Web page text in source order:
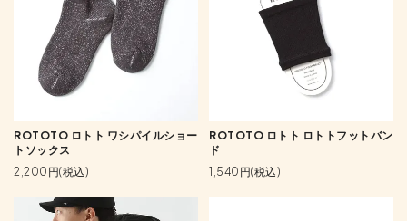
ROTOTO ロトト ワシパイルショー
トソックス
2,200円(税込)
ROTOTO ロトト ロトトフットバン
ド
1,540円(税込)